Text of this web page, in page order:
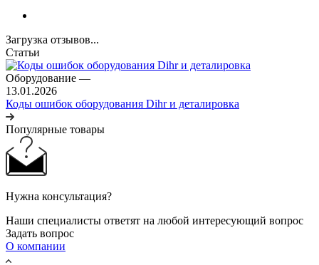
Загрузка отзывов...
Статьи
Оборудование —
13.01.2026
Коды ошибок оборудования Dihr и деталировка
Популярные товары
Нужна консультация?
Наши специалисты ответят на любой интересующий вопрос
Задать вопрос
О компании